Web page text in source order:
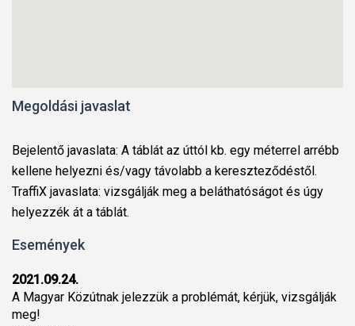
Megoldási javaslat
Bejelentő javaslata: A táblát az úttól kb. egy méterrel arrébb
kellene helyezni és/vagy távolabb a kereszteződéstől.
TraffiX javaslata: vizsgálják meg a beláthatóságot és úgy
helyezzék át a táblát.
Események
2021.09.24.
A Magyar Közútnak jelezzük a problémát, kérjük, vizsgálják
meg!